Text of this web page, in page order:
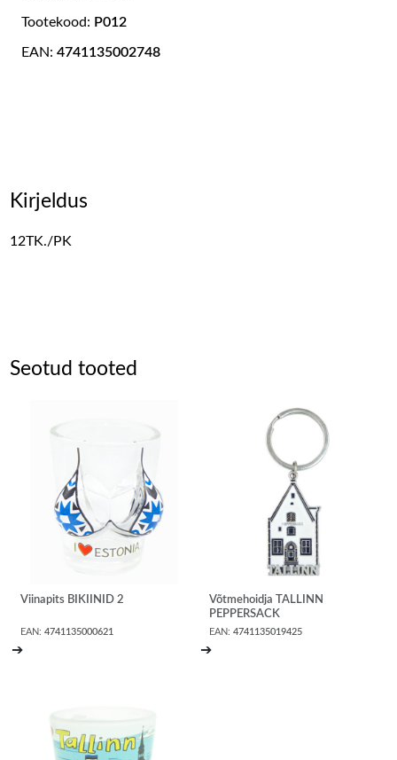
EAN: 4741135002748
Tootekood: P012
Kirjeldus
12TK./PK
Seotud tooted
Viinapits BIKIINID 2
EAN:4741135000621
➔
Võtmehoidja TALLINN
PEPPERSACK
EAN:4741135019425
➔